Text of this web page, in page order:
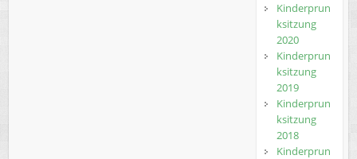
Kinderprun
ksitzung
2020
Kinderprun
ksitzung
2019
Kinderprun
ksitzung
2018
Kinderprun